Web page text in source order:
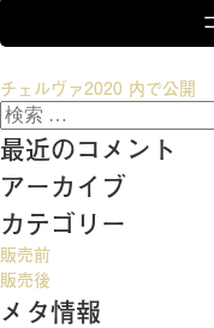
投
稿
ナ
ビ
ゲ
ー
シ
チェルヴァ2020 内で公開
検
索:
最近のコメント
アーカイブ
カテゴリー
販売前
販売後
メタ情報